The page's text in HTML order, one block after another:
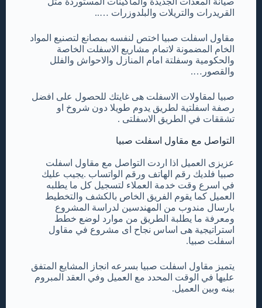
القريدرات والتريلات والبلدوزرات …..
مقاول اسفلت صبيا اختص لنفسه بمصانع لتصنيع المواد
الخام المضمونة لاتمام مشاريع الاسفلت الخاصة
والحكومية وسفلتة امام المنازل والاحواش والفلل
والقصور….
صبيا لمقاولات الاسفلت هى غايتك للحصول على افضل
رصفة اسفلتية لطريق يدوم طويلا دون شروخ او
تشققات في الطريق الاسفلتى .
التواصل مع مقاول اسفلت صبيا
عزيزى العميل اذا اردت التواصل مع مقاول اسفلت
صبيا فلديك رقم الهاتف ورقم الواتساب .يجيب عليك
في اسرع وقت خدمة العملاء لتسجيل كل ما يطلبه
العميل كما يقوم الفريق الخاص بالكشف والتخطيط
بارسال مندوب من المهندسين لدراسة المشروع
ومعرفة ما يطلبة الطريق من موارد لوضع خطط
استراتيجية هى اساس نجاح اى مشروع في مقاول
اسفلت صبيا.
يتميز مقاول اسفلت صبيا بسرعه انجاز المشايع المتفق
عليها في الوقت المحدد مع العميل وفي العقد المبروم
بينه وبين العميل.